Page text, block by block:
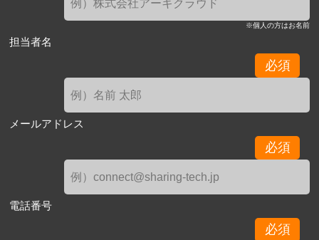
※個人の方はお名前
担当者名
必須
メールアドレス
必須
電話番号
必須